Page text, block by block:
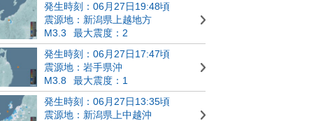
発生時刻：06月27日19:48頃
震源地：新潟県上越地方
M3.3
最大震度：2
発生時刻：06月27日17:47頃
震源地：岩手県沖
M3.8
最大震度：1
発生時刻：06月27日13:35頃
震源地：新潟県上中越沖